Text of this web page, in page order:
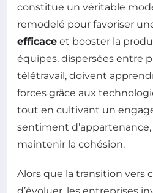
constitue un véritable
remodelé pour favoriser
efficace et booster la
équipes, dispersées entre
télétravail, doivent
forces grâce aux
tout en cultivant un
sentiment
maintenir la cohésion.
Alors que la transition vers